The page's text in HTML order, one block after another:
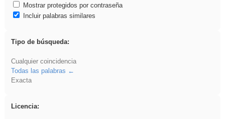
Mostrar protegidos por contraseña
Incluir palabras similares
Tipo de búsqueda:
Cualquier coincidencia
Todas las palabras
Exacta
Licencia: